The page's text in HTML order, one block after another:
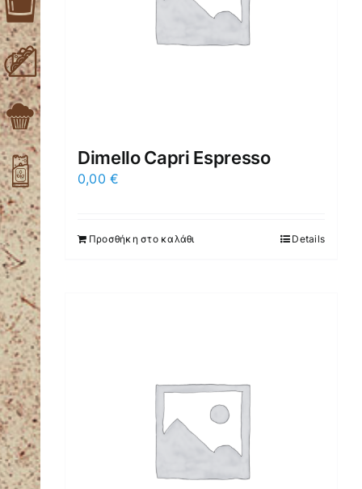
Dimello Capri Espresso
0,00€
Προσθήκη στο καλάθι Details